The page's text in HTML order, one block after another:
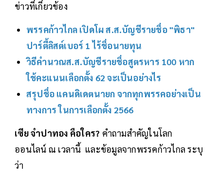
ข่าวที่เกี่ยวข้อง
พรรคก้าวไกล เปิดโผ ส.ส.บัญชีรายชื่อ "พิธา"
ปาร์ตี้ลิสต์เบอร์ 1 ไร้ชื่อนายทุน
วิธีคำนวณส.ส.บัญชีรายชื่อสูตรหาร 100 หาก
ใช้คะแนนเลือกตั้ง 62 จะเป็นอย่างไร
สรุปชื่อ แคนดิเดตนายก จากทุกพรรคอย่างเป็น
ทางการ ในการเลือกตั้ง 2566
เซีย จำปาทอง คือใคร? คำถามสำคัญในโลก
ออนไลน์ ณ เวลานี้ และข้อมูลจากพรรคก้าวไกล ระบุ
ว่า